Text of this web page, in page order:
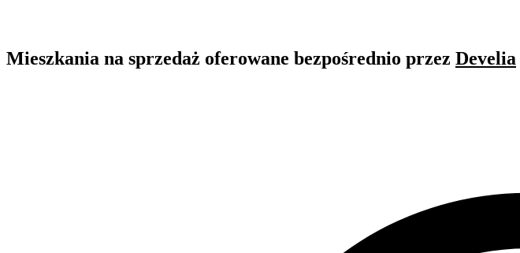
Mieszkania na sprzedaż oferowane bezpośrednio przez Develia